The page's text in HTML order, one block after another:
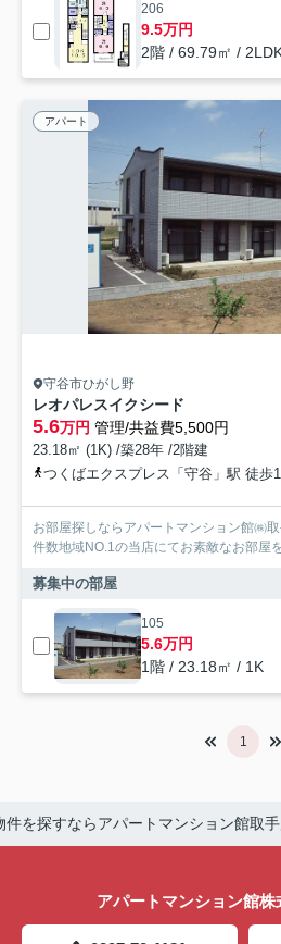
206
9.5万円
2階 / 69.79㎡ /
アパート
守谷市ひがし野
レオパレスイクシード
5.6万円 管理/共益費5,500円
23.18㎡ (1K) /築28年 /2階建
つくばエクスプレス「守谷」駅 徒歩
お部屋探しならアパートマンション館㈱
件数地域NO.1の当店にてお素敵なお部屋
募集中の部屋
105
5.6万円
1階 / 23.18㎡ / 1K
1
件を探すならアパートマンション館取
アパートマンション館